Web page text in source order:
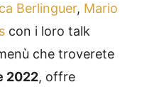
Berlinguer, Mario
con i loro talk
che troverete
2022, offre